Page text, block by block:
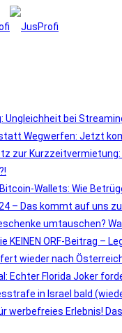
Ungleichheit bei
Wegwerfen: Jetzt
zur Kurzzeitvermietung:
Wallets: Wie
– Das kommt auf uns
umtauschen?
KEINEN ORF-Beitrag –
wieder nach
Echter Florida Joker
in Israel bald
werbefreies Erlebnis!